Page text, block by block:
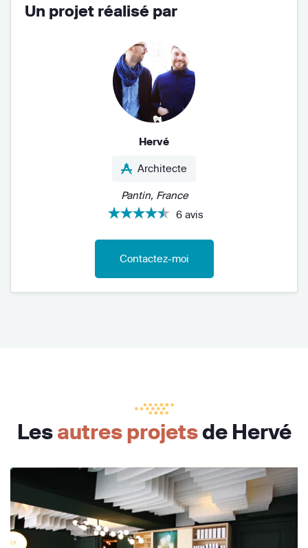
Un projet réalisé par
Hervé
Architecte
Pantin, France
6 avis
Contactez-moi
Lesautres projetsde Hervé